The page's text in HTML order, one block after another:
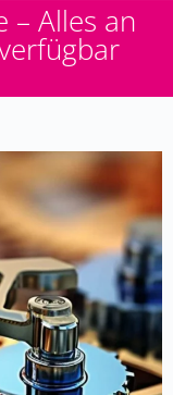
– Alles an